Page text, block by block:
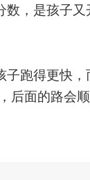
，是孩子
跑得更快
面的路会顺